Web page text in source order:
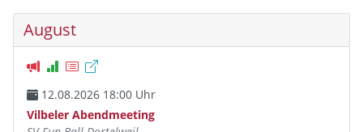
August
12.08.2026 18:00 Uhr
Vilbeler Abendmeeting